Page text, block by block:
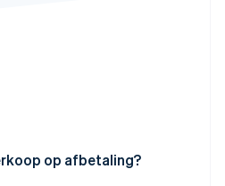
op afbetaling?